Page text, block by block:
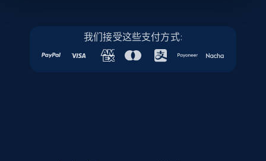
我们接受这些支付方式: